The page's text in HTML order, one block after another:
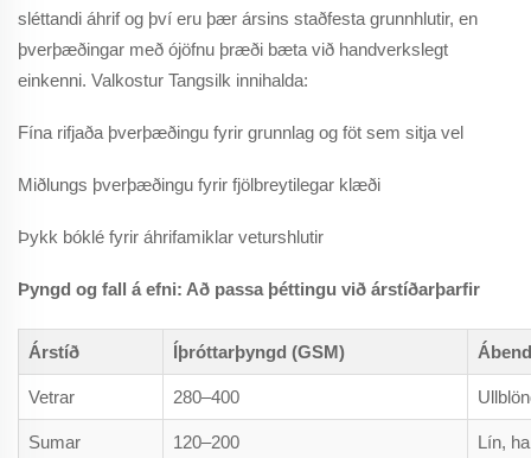
sléttandi áhrif og því eru þær ársins staðfesta grunnhlutir, en
þverþæðingar með ójöfnu þræði bæta við handverkslegt
einkenni. Valkostur Tangsilk innihalda:
Fína rifjaða þverþæðingu fyrir grunnlag og föt sem sitja vel
Miðlungs þverþæðingu fyrir fjölbreytilegar klæði
Þykk bóklé fyrir áhrifamiklar veturshlutir
Þyngd og fall á efni: Að passa þéttingu við árstíðarþarfir
Árstíð Íþróttarþyngd (GSM)
Vetrar 280–400
Sumar 120–200 Lín,